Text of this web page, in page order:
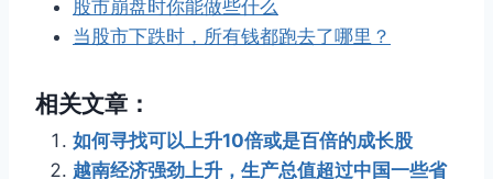
股市崩盘时你能做些什么
当股市下跌时，所有钱都跑去了哪里？
相关文章：
如何寻找可以上升10倍或是百倍的成长股
越南经济强劲上升，生产总值超过中国一些省